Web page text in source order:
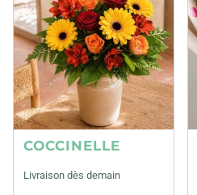
COCCINELLE
Livraison dès demain